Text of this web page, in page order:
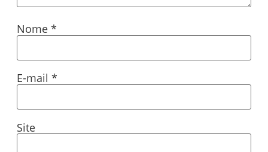
Nome *
E-mail *
Site